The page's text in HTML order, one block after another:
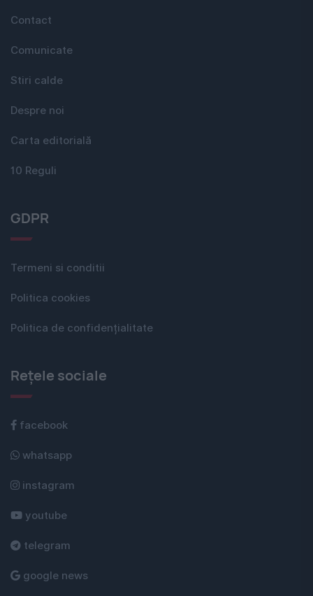
Contact
Comunicate
Stiri calde
Despre noi
Carta editorială
10 Reguli
GDPR
Termeni si conditii
Politica cookies
Politica de confidențialitate
Rețele sociale
facebook
whatsapp
instagram
youtube
telegram
google news